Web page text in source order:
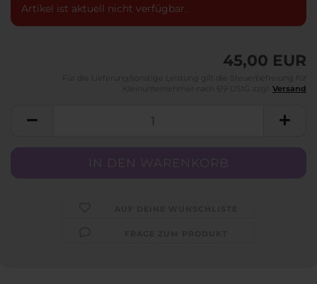
Artikel ist aktuell nicht verfügbar.
45,00 EUR
Versand